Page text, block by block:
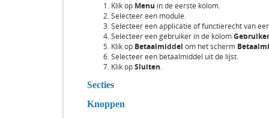
Klik op Menu in de eerste kolom.
Selecteer een module.
Selecteer een applicatie of functierecht van
Selecteer een gebruiker in de kolom
Klik op Betaalmiddel om het scherm
Selecteer een betaalmiddel uit de lijst.
Klik opSluiten.
Secties
Knoppen